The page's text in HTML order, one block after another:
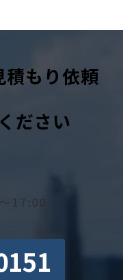
積もり依頼
ださい
17:00